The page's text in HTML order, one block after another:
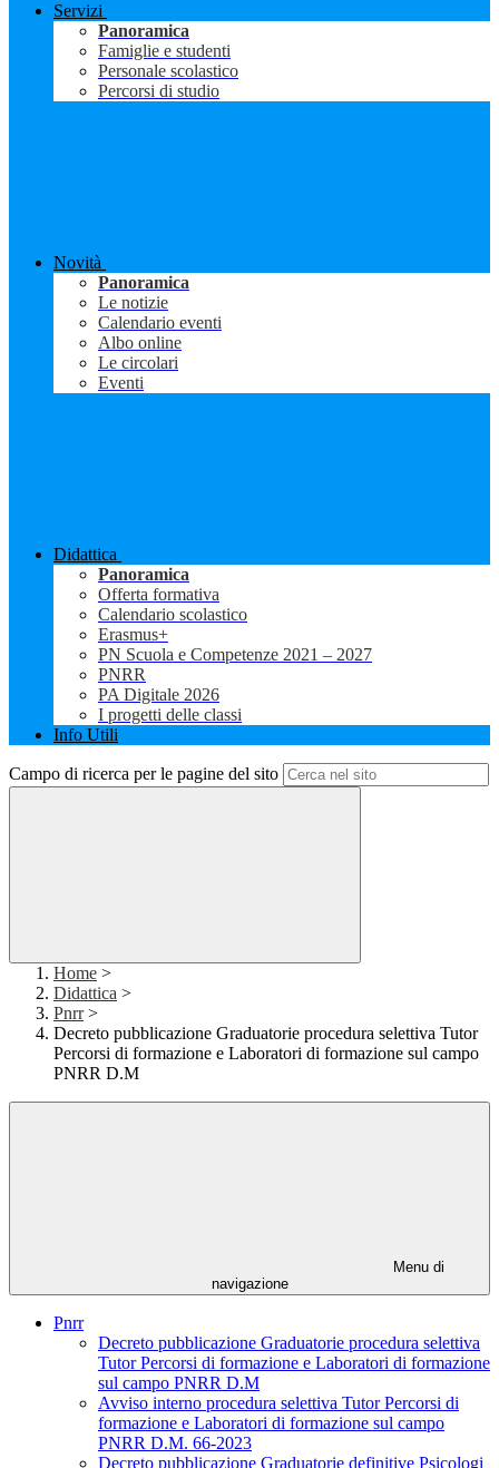
Servizi
Panoramica
Famiglie e studenti
Personale scolastico
Percorsi di studio
Novità
Panoramica
Le notizie
Calendario eventi
Albo online
Le circolari
Eventi
Didattica
Panoramica
Offerta formativa
Calendario scolastico
Erasmus+
PN Scuola e Competenze 2021 – 2027
PNRR
PA Digitale 2026
I progetti delle classi
Info Utili
Campo di ricerca per le pagine del sito
Home >
Didattica >
Pnrr >
Decreto pubblicazione Graduatorie procedura selettiva Tutor
Percorsi di formazione e Laboratori di formazione sul campo
PNRR D.M
Menu di
navigazione
Pnrr
Decreto pubblicazione Graduatorie procedura selettiva
Tutor Percorsi di formazione e Laboratori di formazione
sul campo PNRR D.M
Avviso interno procedura selettiva Tutor Percorsi di
formazione e Laboratori di formazione sul campo
PNRR D.M. 66-2023
Decreto pubblicazione Graduatorie definitive Psicologi